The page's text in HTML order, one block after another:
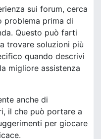
sui forum, cerca
problema prima di
Questo può farti
trovare soluzioni più
quando descrivi
migliore assistenza
anche di
il che può portare a
per giocare